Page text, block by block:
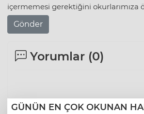
içermemesi gerektiğini okurlarımıza
Gönder
Yorumlar (0)
GÜNÜN EN ÇOK OKUNAN